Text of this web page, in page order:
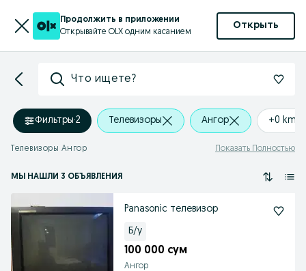
Продолжить в приложении
Открывайте OLX одним касанием
Открыть
Что ищете?
Фильтры·2 Телевизоры Ангор +0 km
Телевизоры Ангор Показать Полностью
МЫ НАШЛИ 3 ОБЪЯВЛЕНИЯ
Panasonic телевизор
Б/у
100 000 сум
Ангор